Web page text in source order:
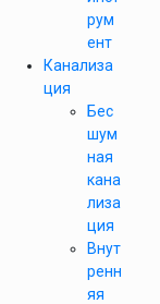
рум
ент
Канализа
ция
Бес
шум
ная
кана
лиза
ция
Внут
ренн
яя